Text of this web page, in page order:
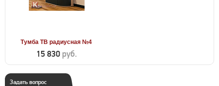
Тумба ТВ радиусная №4
15 830 руб.
Задать вопрос